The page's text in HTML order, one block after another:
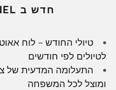
חדש ב OUTPANEL
טיולי החודש – לוח
לטיולים לפי חודשים
התעלומה המדעית של
ומוצל לכל המשפחה